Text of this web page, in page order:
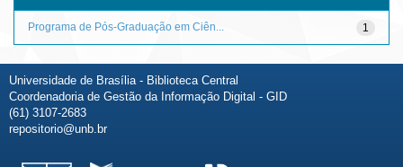
1
Programa de Pós-Graduação em Ciên...
Universidade de Brasília - Biblioteca Central
Coordenadoria de Gestão da Informação Digital - GID
(61) 3107-2683
repositorio@unb.br